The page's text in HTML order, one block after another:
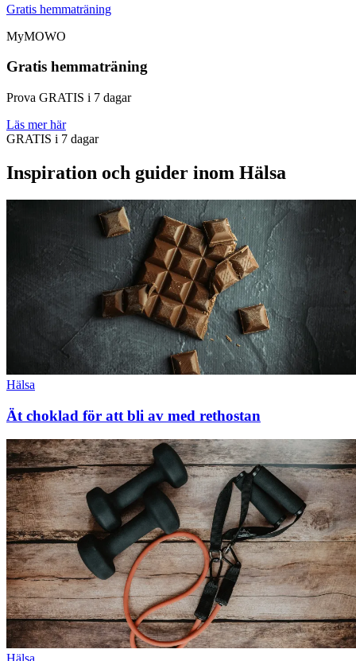
Gratis hemmaträning
MyMOWO
Gratis hemmaträning
Prova GRATIS i 7 dagar
Läs mer här
GRATIS i 7 dagar
Inspiration och guider inom Hälsa
Hälsa
Ät choklad för att bli av med rethostan
Hälsa